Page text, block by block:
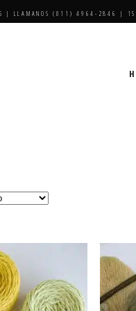
| LLAMANOS (011) 4964-2846 |